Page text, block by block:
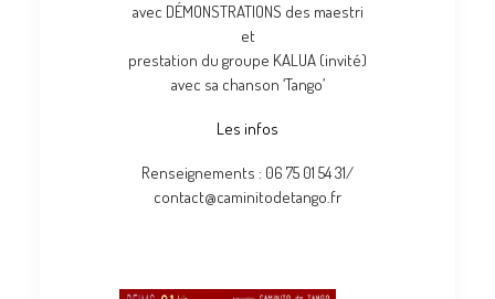
avec DÉMONSTRATIONS des maestri
et
prestation du groupe KALUA (invité)
avec sa chanson ‘Tango’
Les infos
Renseignements : 06 75 01 54 31/
contact@caminitodetango.fr